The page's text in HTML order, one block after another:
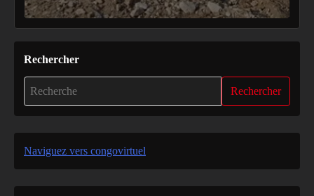
Rechercher
Rechercher
Naviguez vers congovirtuel